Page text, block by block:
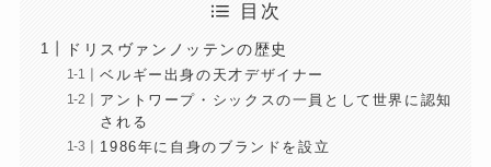
目次
ドリスヴァンノッテンの歴史
ベルギー出身の天才デザイナー
アントワープ・シックスの一員として世界に認知
される
1986年に自身のブランドを設立